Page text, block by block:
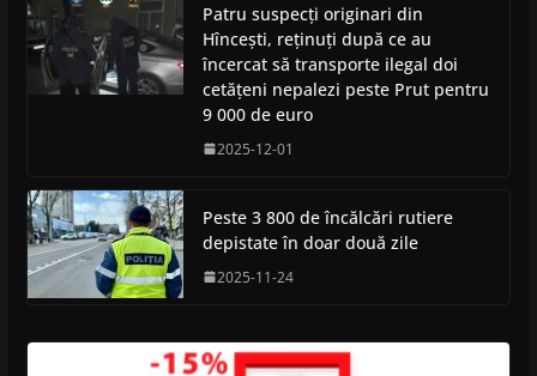
Patru suspecți originari din
Hîncești, reținuți după ce au
încercat să transporte ilegal doi
cetățeni nepalezi peste Prut pentru
9 000 de euro
2025-12-01
Peste 3 800 de încălcări rutiere
depistate în doar două zile
2025-11-24